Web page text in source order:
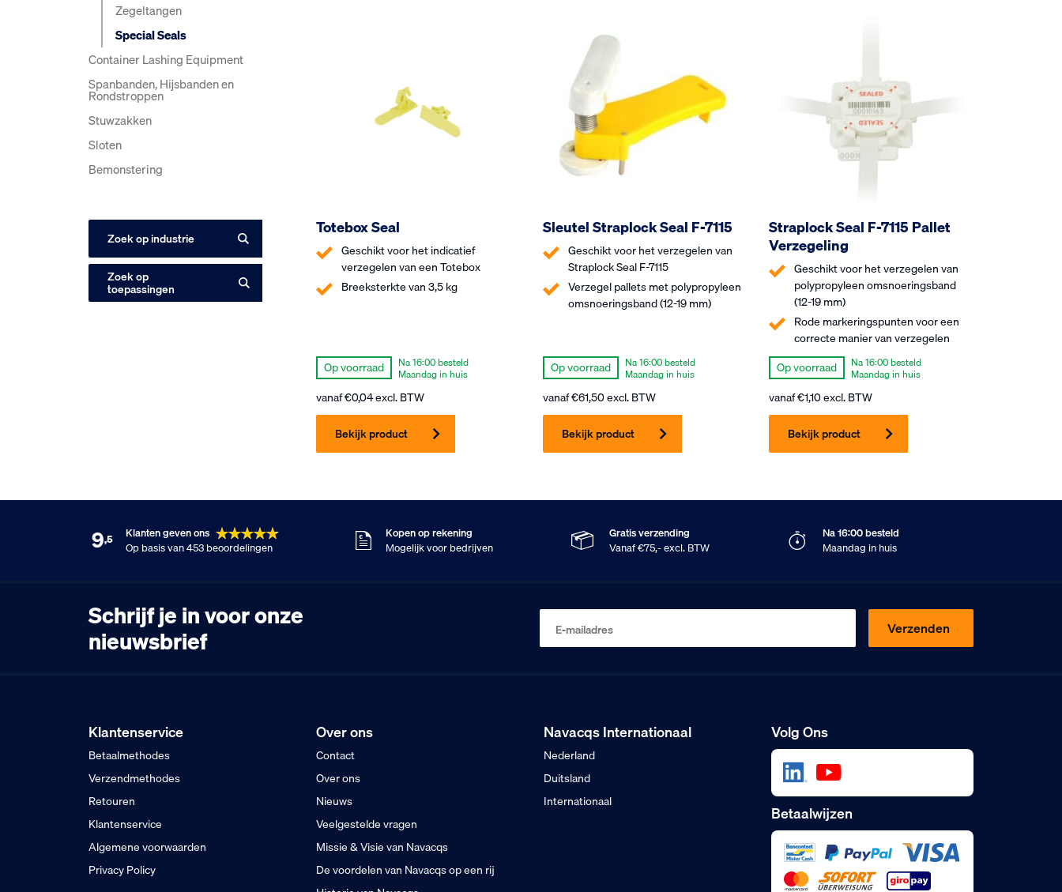
Zegeltangen
Special Seals
Container Lashing Equipment
Spanbanden, Hijsbanden en
Rondstroppen
Stuwzakken
Sloten
Bemonstering
Zoek op industrie
Zoek op
toepassingen
Totebox Seal
Geschikt voor het indicatief
verzegelen van een Totebox
Breeksterkte van 3,5 kg
Op voorraad Na 16:00 besteld
Maandag in huis
vanaf€0,04excl. BTW
Bekijk product
Sleutel Straplock Seal F-7115
Geschikt voor het verzegelen van
Straplock Seal F-7115
Verzegel pallets met polypropyleen
omsnoeringsband (12-19 mm)
Op voorraad Na 16:00 besteld
Maandag in huis
vanaf€61,50excl. BTW
Bekijk product
Straplock Seal F-7115 Pallet
Verzegeling
Geschikt voor het verzegelen van
polypropyleen omsnoeringsband
(12-19 mm)
Rode markeringspunten voor een
correcte manier van verzegelen
Op voorraad
Na 16:00 besteld
Maandag in huis
vanaf€1,10excl. BTW
Bekijk product
9,5
Klanten geven ons
Op basis van 453 beoordelingen
Kopen op rekening
Mogelijk voor bedrijven
Gratis verzending
Vanaf €75,- excl. BTW
Na 16:00 besteld
Maandag in huis
Schrijf je in voor onze
nieuwsbrief E-mailadres Verzenden
Klantenservice
Betaalmethodes
Verzendmethodes
Retouren
Klantenservice
Algemene voorwaarden
Privacy Policy
Over ons
Contact
Over ons
Nieuws
Veelgestelde vragen
Missie & Visie van Navacqs
De voordelen van Navacqs op een rij
Navacqs Internationaal
Nederland
Duitsland
Internationaal
Volg Ons
Betaalwijzen